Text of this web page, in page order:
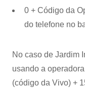
0 + Código da
do telefone no
No caso de Jardim
usando a
(código da Vivo) +